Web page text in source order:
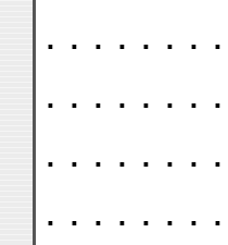
. . . . . . .
. . . . . . .
. . . . . . .
. . . . . . .